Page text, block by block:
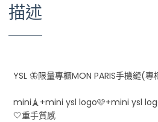
描述
YSL 🦋限量專櫃MON PARIS手機鏈(專
mini🗼+mini ysl logo🩷+mini ysl
🤍重手質感